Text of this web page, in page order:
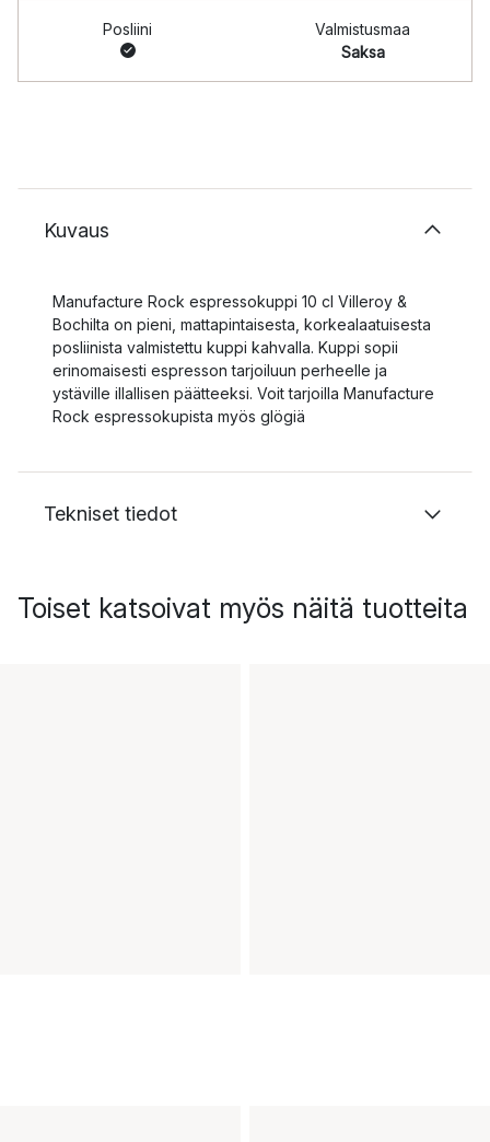
Posliini
Valmistusmaa
Saksa
Kuvaus
Manufacture Rock espressokuppi 10 cl Villeroy &
Bochilta on pieni, mattapintaisesta, korkealaatuisesta
posliinista valmistettu kuppi kahvalla. Kuppi sopii
erinomaisesti espresson tarjoiluun perheelle ja
ystäville illallisen päätteeksi. Voit tarjoilla Manufacture
Rock espressokupista myös glögiä
Tekniset tiedot
Toiset katsoivat myös näitä tuotteita